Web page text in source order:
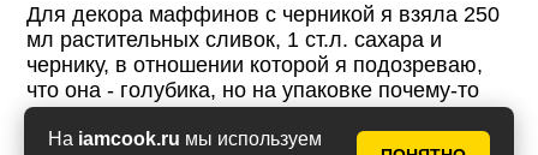
На iamcook.ru мы используем
Для декора маффинов с черникой я взяла 250
мл растительных сливок, 1 ст.л. сахара и
чернику, в отношении которой я подозреваю,
что она - голубика, но на упаковке почему-то
было написано "черника". Черника нужна,
собственно, не по весу, а по количеству ягодок: